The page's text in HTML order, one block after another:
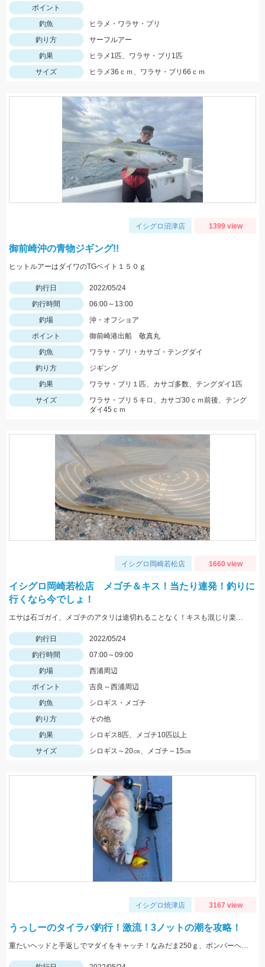
ポイント
釣魚
ヒラメ・ワラサ・ブリ
釣り方
サーフルアー
釣果
ヒラメ1匹、ワラサ・ブリ1匹
サイズ
ヒラメ36ｃｍ、ワラサ・ブリ66ｃｍ
イシグロ沼津店 1399 view
御前崎沖の青物ジギング!!
ヒットルアーはダイワのTGベイト１５０ｇ
釣行日
2022/05/24
釣行時間
06:00～13:00
釣場
沖・オフショア
ポイント
御前崎港出船 敬真丸
釣魚
ワラサ・ブリ・カサゴ・テングダイ
釣り方
ジギング
釣果
ワラサ・ブリ１匹、カサゴ多数、テングダイ1匹
サイズ
ワラサ・ブリ５キロ、カサゴ30ｃｍ前後、テング
ダイ45ｃｍ
イシグロ岡崎若松店 1660 view
イシグロ岡崎若松店 メゴチ＆キス！当たり連発！釣りに
行くなら今でしょ！
エサは石ゴガイ、メゴチのアタリは途切れることなく！キスも混じり楽しめました♪
釣行日
2022/05/24
釣行時間
07:00～09:00
釣場
西浦周辺
ポイント
吉良～西浦周辺
釣魚
シロギス・メゴチ
釣り方
その他
釣果
シロギス8匹、メゴチ10匹以上
サイズ
シロギス～20㎝、メゴチ～15㎝
イシグロ焼津店 3167 view
うっしーのタイラバ釣行！激流！3ノットの潮を攻略！
重たいヘッドと手返しでマダイをキャッチ！なみだま250ｇ、ボンバーヘッドＴＧ250ｇ使用。